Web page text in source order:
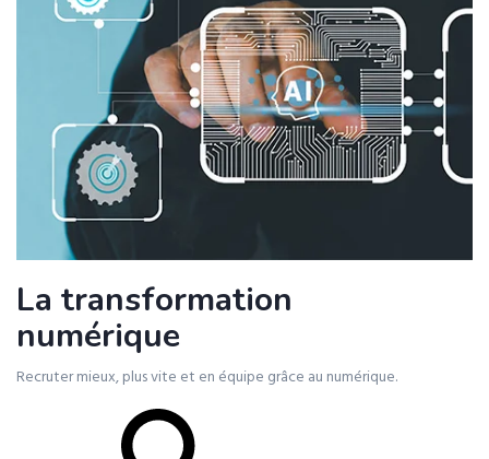
La transformation
numérique
Recruter mieux, plus vite et en équipe grâce au numérique.